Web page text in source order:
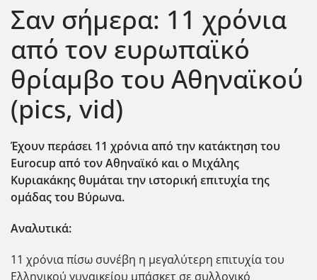
Σαν σήμερα: 11 χρόνια
από τον ευρωπαϊκό
θρίαμβο του Αθηναϊκού
(pics, vid)
Έχουν περάσει 11 χρόνια από την κατάκτηση του
Eurocupαπό τον Αθηναϊκό και ο Μιχάλης
Κυριακάκης θυμάται την ιστορική επιτυχία της
ομάδας του Βύρωνα.
Αναλυτικά:
11 χρόνια πίσω συνέβη η μεγαλύτερη επιτυχία του
Ελληνικού γυναικείου μπάσκετ σε συλλογικό